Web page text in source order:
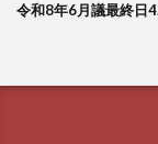
令和8年6月議最終日